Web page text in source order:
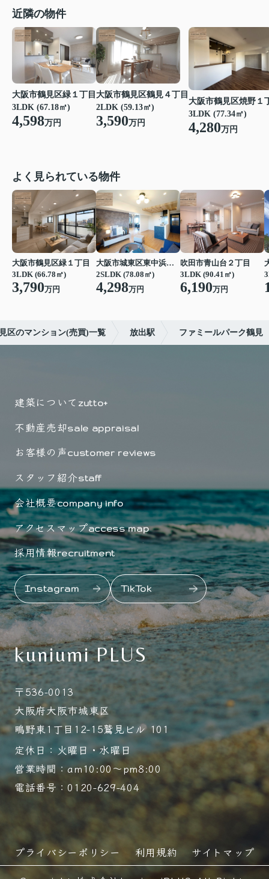
近隣の物件
大阪市鶴見区緑１丁目
3LDK (67.18㎡)
4,598万円
大阪市鶴見区鶴見４丁目
2LDK (59.13㎡)
3,590万円
大阪市鶴見区焼野１
3LDK (77.34㎡)
4,280万円
よく見られている物件
大阪市鶴見区緑１丁目
3LDK (66.78㎡)
3,790万円
大阪市城東区東中浜６丁目
2SLDK (78.08㎡)
4,298万円
吹田市青山台２丁目
3LDK (90.41㎡)
6,190万円
区のマンション(売買)一覧 放出駅 ファミールパーク鶴見
建築について zutto+
不動産売却sale appraisal
お客様の声customer reviews
スタッフ紹介staff
会社概要company info
アクセスマップaccess map
採用情報recruitment
Instagram TikTok
kuniumi PLUS
〒536-0013
大阪府大阪市城東区
鴫野東1丁目12-15鷲見ビル 101
定休日：火曜日・水曜日
営業時間：am10:00～pm8:00
電話番号：0120-629-404
プライバシーポリシー 利用規約
サイトマップ